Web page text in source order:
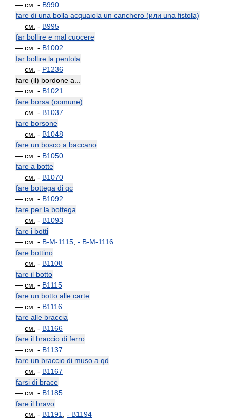
— см. - B990
fare di una bolla acquaiola un canchero (или una fistola)
— см. - B995
far bollire e mal cuocere
— см. - B1002
far bollire la pentola
— см. - P1236
fare (il) bordone a...
— см. - B1021
fare borsa (comune)
— см. - B1037
fare borsone
— см. - B1048
fare un bosco a baccano
— см. - B1050
fare a botte
— см. - B1070
fare bottega di qc
— см. - B1092
fare per la bottega
— см. - B1093
fare i botti
— см. - B-M-1115 - B-M-1116
fare bottino
— см. - B1108
fare il botto
— см. - B1115
fare un botto alle carte
— см. - B1116
fare alle braccia
— см. - B1166
fare il braccio di ferro
— см. - B1137
fare un braccio di muso a qd
— см. - B1167
farsi di brace
— см. - B1185
fare il bravo
— см. - B1191 - B1194